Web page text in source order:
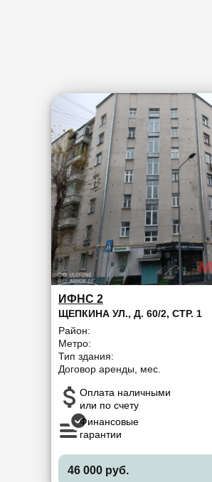
ИФНС 2
ЩЕПКИНА УЛ., Д. 60/2, СТР. 1
Район:
Метро:
Тип здания:
Договор аренды, мес.
Оплата наличными
или по счету
Финансовые
гарантии
46 000 руб.